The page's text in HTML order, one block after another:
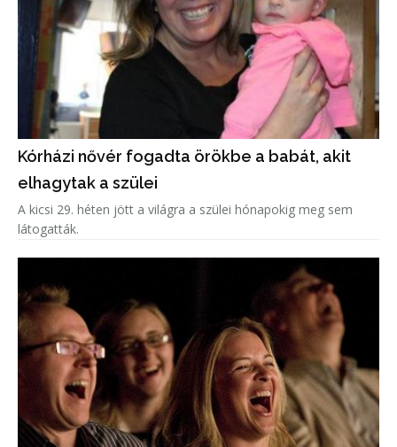
Kórházi nővér fogadta örökbe a babát, akit
elhagytak a szülei
A kicsi 29. héten jött a világra a szülei hónapokig meg sem
látogatták.